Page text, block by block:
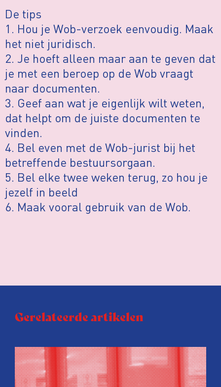
De tips
1. Hou je Wob-verzoek eenvoudig. Maak
het niet juridisch.
2. Je hoeft alleen maar aan te geven dat
je met een beroep op de Wob vraagt
naar documenten.
3. Geef aan wat je eigenlijk wilt weten,
dat helpt om de juiste documenten te
vinden.
4. Bel even met de Wob-jurist bij het
betreffende bestuursorgaan.
5. Bel elke twee weken terug, zo hou je
jezelf in beeld
6. Maak vooral gebruik van de Wob.
Gerelateerde artikelen